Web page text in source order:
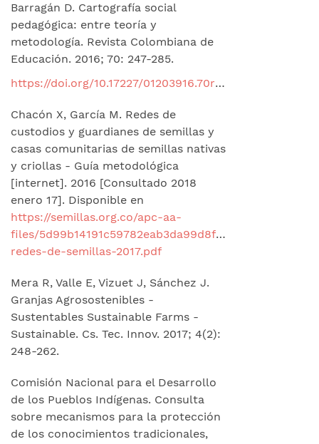
Barragán D. Cartografía social
pedagógica: entre teoría y
metodología. Revista Colombiana de
Educación. 2016; 70: 247-285.
https://doi.org/10.17227/01203916.70rce247.285
Chacón X, García M. Redes de
custodios y guardianes de semillas y
casas comunitarias de semillas nativas
y criollas - Guía metodológica
[internet]. 2016 [Consultado 2018
enero 17]. Disponible en
https://semillas.org.co/apc-aa-
files/5d99b14191c59782eab3da99d8f95126/guia-
redes-de-semillas-2017.pdf
Mera R, Valle E, Vizuet J, Sánchez J.
Granjas Agrosostenibles -
Sustentables Sustainable Farms -
Sustainable. Cs. Tec. Innov. 2017; 4(2):
248-262.
Comisión Nacional para el Desarrollo
de los Pueblos Indígenas. Consulta
sobre mecanismos para la protección
de los conocimientos tradicionales,